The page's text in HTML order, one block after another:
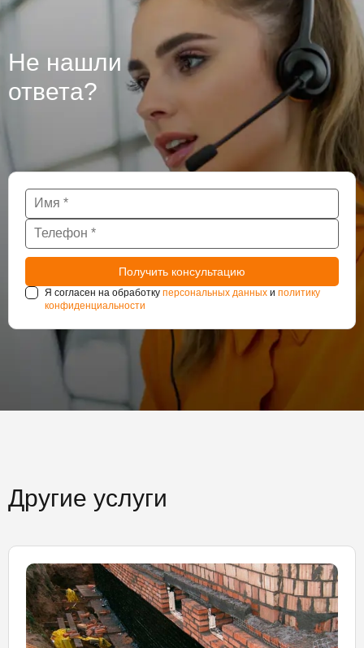
гидроизоляцию бетона, из которого они сделаны, так
как при проведении работ могут использоваться
различные технологии. Крупные подземные
сооружения такие как тоннели и паркинги также
нуждаются в постоянном наблюдении за
состоянием гидроизоляции.
Не нашли
ответа?
Я согласен на обработку персональных данных и политику
конфиденциальности
Другие услуги